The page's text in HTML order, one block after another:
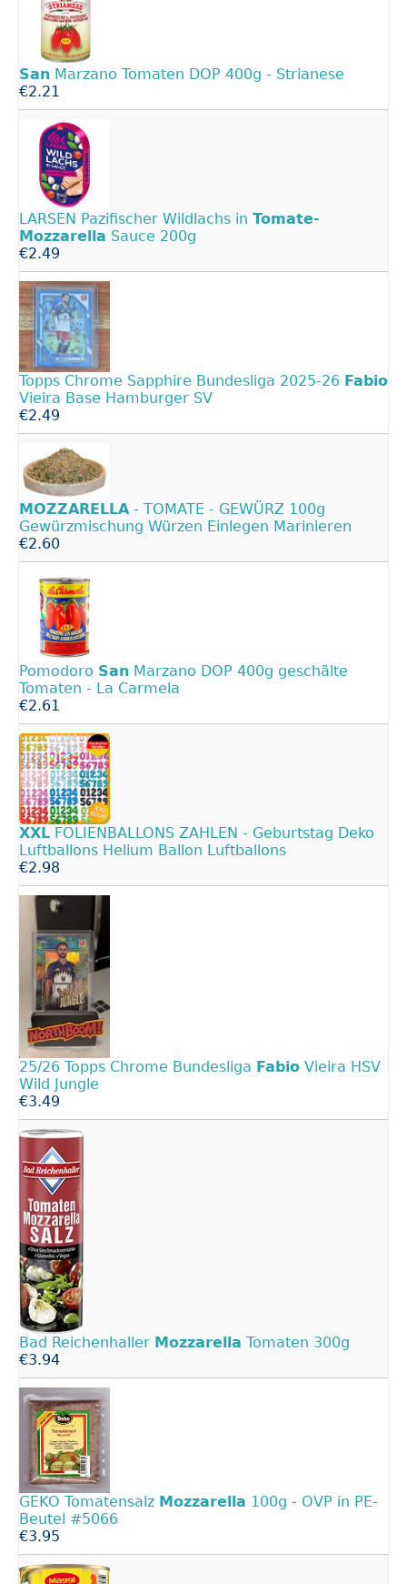
San Marzano Tomaten DOP 400g - Strianese
€2.21
LARSEN Pazifischer Wildlachs in Tomate-
Mozzarella Sauce 200g
€2.49
Topps Chrome Sapphire Bundesliga 2025-26 Fabio
Vieira Base Hamburger SV
€2.49
MOZZARELLA- TOMATE - GEWÜRZ 100g
Gewürzmischung Würzen Einlegen Marinieren
€2.60
Pomodoro San Marzano DOP 400g geschälte
Tomaten - La Carmela
€2.61
XXL FOLIENBALLONS ZAHLEN - Geburtstag Deko
Luftballons Helium Ballon Luftballons
€2.98
25/26 Topps Chrome Bundesliga Fabio Vieira HSV
Wild Jungle
€3.49
Bad Reichenhaller Mozzarella Tomaten 300g
€3.94
GEKO Tomatensalz Mozzarella 100g - OVP in PE-
Beutel #5066
€3.95